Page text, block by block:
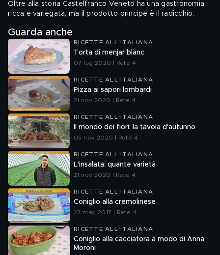
Oltre alla storia Castelfranco Veneto ha una gastronomia
ricca e variegata, ma il prodotto principe è il radicchio.
Guarda anche
RICETTE ALL'ITALIANA
Torta di menjar blanc
07 lug 2020 | Rete 4
RICETTE ALL'ITALIANA
Pizza ai sapori lombardi
21 nov 2020 | Rete 4
RICETTE ALL'ITALIANA
Il mondo dei fiori: la tavola d'autunno
05 nov 2020 | Rete 4
RICETTE ALL'ITALIANA
L'insalata: quante varietà
21 nov 2020 | Rete 4
RICETTE ALL'ITALIANA
Coniglio alla cremolinese
22 mag 2017 | Rete 4
RICETTE ALL'ITALIANA
Coniglio alla cacciatora a modo di Anna
Moroni